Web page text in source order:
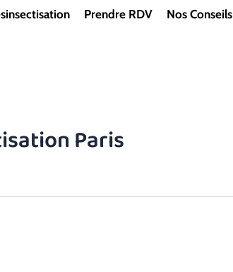
Prendre RDV Nos Conseils
Paris